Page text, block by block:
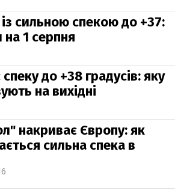
із сильною спекою до +37:
на 1 серпня
до +38 градусів: яку
на вихідні
накриває Європу: як
сильна спека в